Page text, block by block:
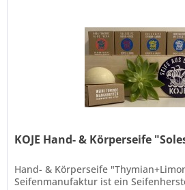
KOJE Hand- & Körperseife
Hand- & Körperseife
Seifenmanufaktur ist ein